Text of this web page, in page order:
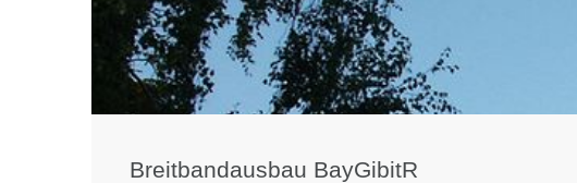
Breitbandausbau BayGibitR